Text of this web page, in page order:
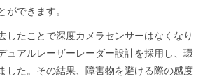
ができます。
したことで深度カメラセンサーはなくなり
ュアルレーザーレーダー設計を採用し、環
した。その結果、障害物を避ける際の感度